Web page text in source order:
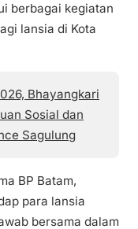
berbagai kegiatan
lansia di Kota
Bhayangkari
Sosial dan
Sagulung
BP Batam,
para lansia
bersama dalam